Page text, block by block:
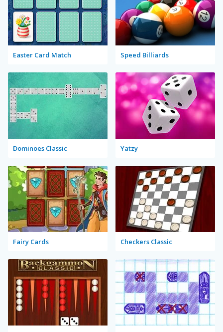
Easter Card Match Speed Billiards
Dominoes Classic Yatzy
Fairy Cards Checkers Classic